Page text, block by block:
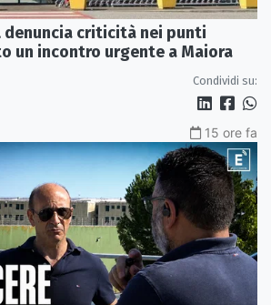
denuncia criticità nei punti
un incontro urgente a Maiora
Condividi su:
15 ore fa